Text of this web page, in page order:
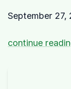
September 27,
continue